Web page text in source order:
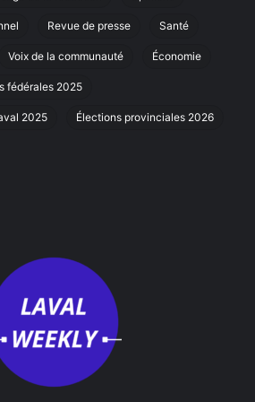
Revue de presse Santé
Voix de la communauté Économie
fédérales 2025
2025 Élections provinciales 2026